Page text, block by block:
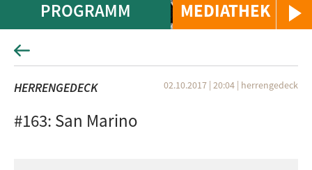
MEDIATHEK
PROGRAMM
HERRENGEDECK 02.10.2017 | 20:04 | herrengedeck
#163: San Marino